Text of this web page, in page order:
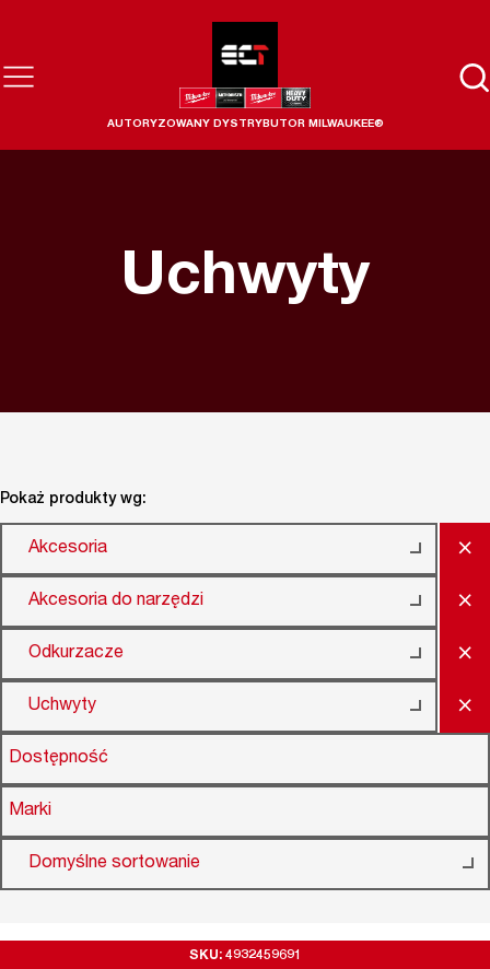
AUTORYZOWANY DYSTRYBUTOR MILWAUKEE®
Uchwyty
Pokaż produkty wg:
Akcesoria ×
Akcesoria do narzędzi ×
Odkurzacze ×
Uchwyty ×
Dostępność
Marki
Domyślne sortowanie
SKU: 4932459691